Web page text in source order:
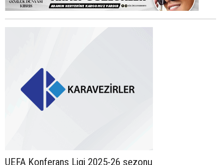
UEFA Konferans Ligi 2025-26 sezonu